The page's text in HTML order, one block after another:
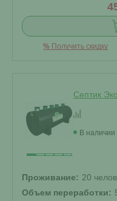
% Получить скидку
Септик
В наличии
Проживание: 20
Объем переработки: